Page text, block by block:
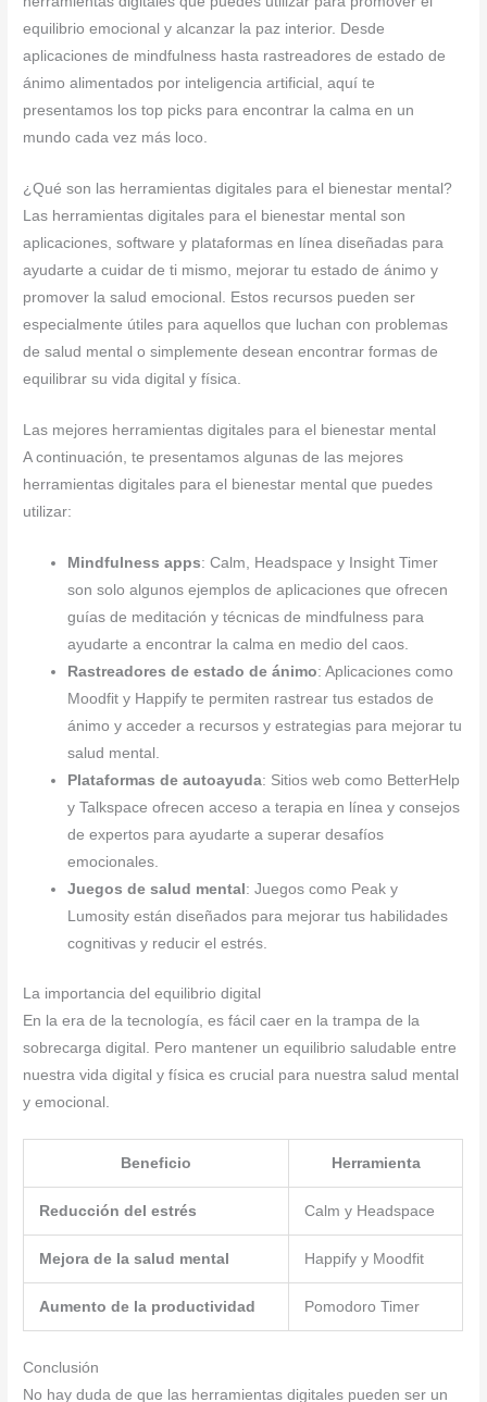
equilibrio emocional y alcanzar la paz interior. Desde
aplicaciones de mindfulness hasta rastreadores de estado de
ánimo alimentados por inteligencia artificial, aquí te
presentamos los top picks para encontrar la calma en un
mundo cada vez más loco.
¿Qué son las herramientas digitales para el bienestar mental?
Las herramientas digitales para el bienestar mental son
aplicaciones, software y plataformas en línea diseñadas para
ayudarte a cuidar de ti mismo, mejorar tu estado de ánimo y
promover la salud emocional. Estos recursos pueden ser
especialmente útiles para aquellos que luchan con problemas
de salud mental o simplemente desean encontrar formas de
equilibrar su vida digital y física.
Las mejores herramientas digitales para el bienestar mental
A continuación, te presentamos algunas de las mejores
herramientas digitales para el bienestar mental que puedes
utilizar:
Mindfulness apps: Calm, Headspace y Insight Timer
son solo algunos ejemplos de aplicaciones que ofrecen
guías de meditación y técnicas de mindfulness para
ayudarte a encontrar la calma en medio del caos.
Rastreadores de estado de ánimo: Aplicaciones como
Moodfit y Happify te permiten rastrear tus estados de
ánimo y acceder a recursos y estrategias para mejorar tu
salud mental.
Plataformas de autoayuda: Sitios web como BetterHelp
y Talkspace ofrecen acceso a terapia en línea y consejos
de expertos para ayudarte a superar desafíos
emocionales.
Juegos de salud mental : Juegos como Peak y
Lumosity están diseñados para mejorar tus habilidades
cognitivas y reducir el estrés.
La importancia del equilibrio digital
En la era de la tecnología, es fácil caer en la trampa de la
sobrecarga digital. Pero mantener un equilibrio saludable entre
nuestra vida digital y física es crucial para nuestra salud mental
y emocional.
Beneficio Herramienta
Reducción del estrés Calm y Headspace
Mejora de la salud mental Happify y Moodfit
Aumento de la productividad Pomodoro Timer
Conclusión
No hay duda de que las herramientas digitales pueden ser un